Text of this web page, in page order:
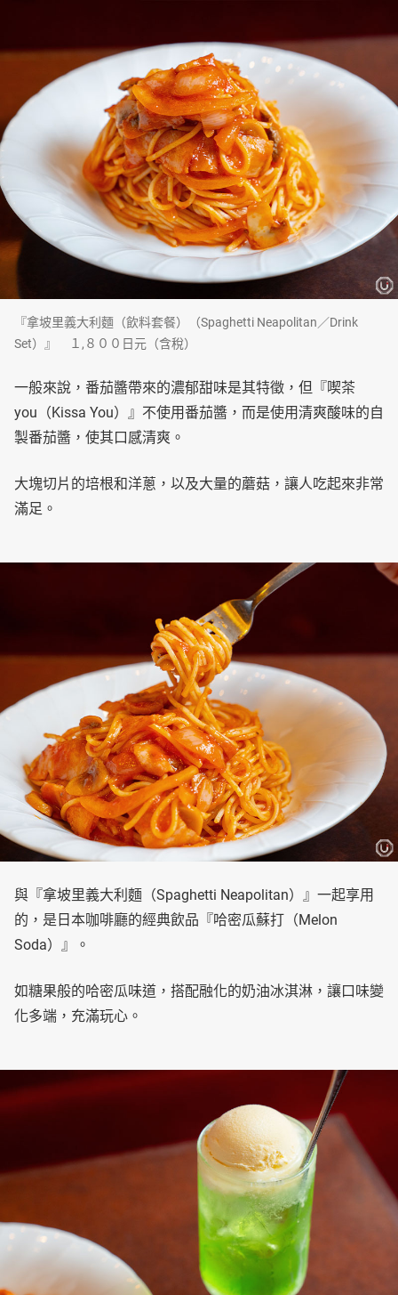
『拿坡里義大利麵（飲料套餐）（Spaghetti Neapolitan／Drink
Set）』 １,８００日元（含稅）
一般來說，番茄醬帶來的濃郁甜味是其特徵，但『喫茶
you（Kissa You）』不使用番茄醬，而是使用清爽酸味的自
製番茄醬，使其口感清爽。
大塊切片的培根和洋蔥，以及大量的蘑菇，讓人吃起來非常
滿足。
與『拿坡里義大利麵（Spaghetti Neapolitan）』一起享用
的，是日本咖啡廳的經典飲品『哈密瓜蘇打（Melon
Soda）』。
如糖果般的哈密瓜味道，搭配融化的奶油冰淇淋，讓口味變
化多端，充滿玩心。